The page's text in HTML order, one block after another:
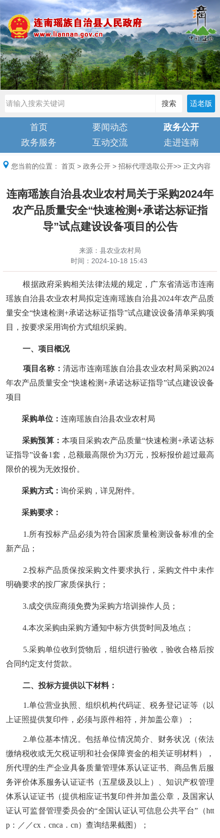
搜索 适老版
首页 要闻动态
政务公开
政务服务
互动交流 走进连南
您当前的位置： 首页 > 政务公开 > 招标代理选取公开>> 正文内容
连南瑶族自治县农业农村局关于采购2024年
农产品质量安全“快速检测+承诺达标证指
导”试点建设设备项目的公告
来源：县农业农村局
时间： 2024-10-18 15:43
根据政府采购相关法律法规的规定， 广东省清远市连南
瑶族自治县农业农村局拟定连南瑶族自治县2024年农产品质
量安全“快速检测+承诺达标证指导”试点建设设备清单采购项
目， 按要求采用询价方式组织采购。
一、项目概况
项目名称： 清远市连南瑶族自治县农业农村局采购2024
年农产品质量安全“快速检测+承诺达标证指导”试点建设设备
项目
采购单位： 连南瑶族自治县农业农村局
采购预算：本项目采购农产品质量“快速检测+承诺达标
证指导”设备1套，总额最高限价为3万元，投标报价超过最高
限价的视为无效报价。
采购方式： 询价采购， 详见附件。
采购要求：
1 .所有投标产品必须为符合国家质量检测设备标准的全
新产品 ；
2.投标产品质保按采购文件要求执行，采购文件中未作
明确要求的按厂家质保执行 ；
3.成交供应商须免费为采购方培训操作人员 ；
4.本次采购由采购方通知中标方供货时间及地点 ；
5.采购单位收到货物后，组织进行验收，验收合格后按
合同约定支付货款。
二、投标方提供以下材料：
1.单位营业执照、组织机构代码证、税务登记证等（以
上证照提供复印件，必须与原件相符，并加盖公章）；
2.单位基本情况。包括单位情况简介、财务状况（依法
缴纳税收或无欠税证明和社会保障资金的相关证明材料），
所代理的生产企业具备质量管理体系认证证书、商品售后服
务评价体系服务认证证书（五星级及以上）、知识产权管理
体系认证证书（提供相应证书复印件并加盖公章，及国家认
证认可监督管理委员会的“全国认证认可信息公共平台”（htt
p：／／cx．cnca．cn）查询结果截图）；